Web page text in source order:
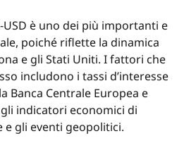
USD è uno dei più importanti e
poiché riflette la dinamica
e gli Stati Uniti. I fattori che
includono i tassi d’interesse
Banca Centrale Europea e
indicatori economici di
e gli eventi geopolitici.